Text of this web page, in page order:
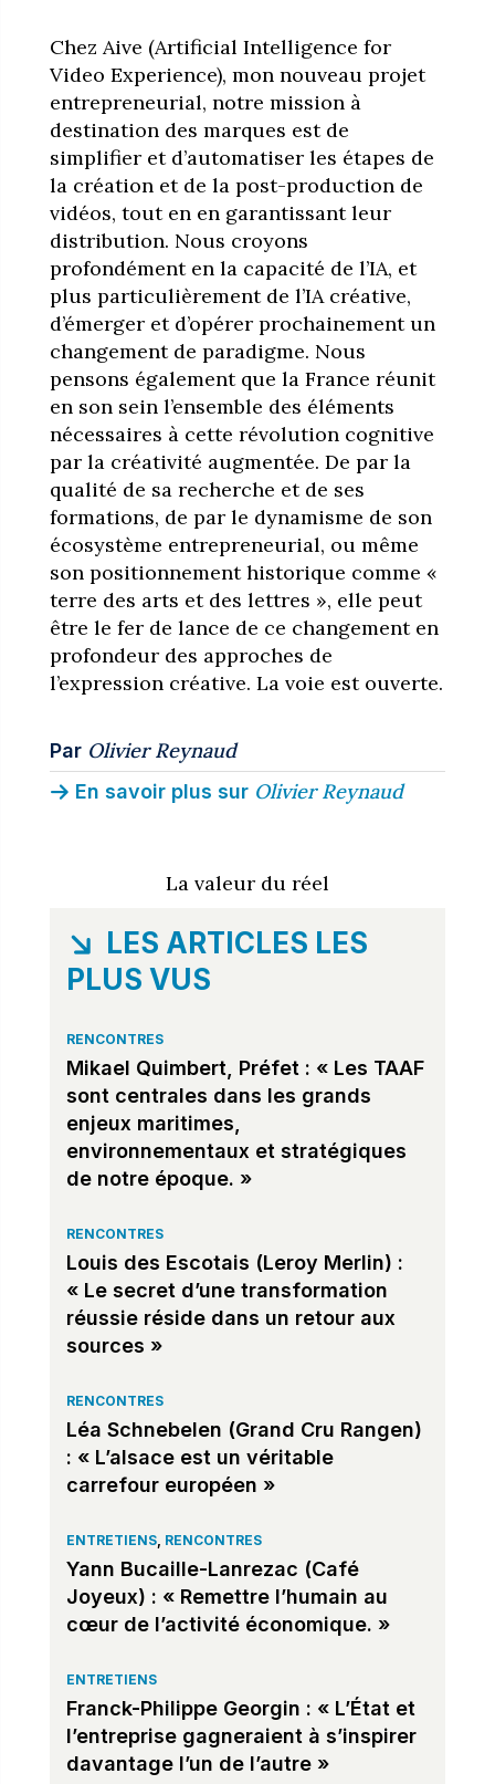
Chez Aive (Artificial Intelligence for
Video Experience), mon nouveau projet
entrepreneurial, notre mission à
destination des marques est de
simplifier et d’automatiser les étapes de
la création et de la post-production de
vidéos, tout en en garantissant leur
distribution. Nous croyons
profondément en la capacité de l’IA, et
plus particulièrement de l’IA créative,
d’émerger et d’opérer prochainement un
changement de paradigme. Nous
pensons également que la France réunit
en son sein l’ensemble des éléments
nécessaires à cette révolution cognitive
par la créativité augmentée. De par la
qualité de sa recherche et de ses
formations, de par le dynamisme de son
écosystème entrepreneurial, ou même
son positionnement historique comme «
terre des arts et des lettres », elle peut
être le fer de lance de ce changement en
profondeur des approches de
l’expression créative. La voie est ouverte.
Par Olivier Reynaud
En savoir plus sur Olivier Reynaud
La valeur du réel
LES ARTICLES LES
PLUS VUS
RENCONTRES
Mikael Quimbert, Préfet : « Les TAAF
sont centrales dans les grands
enjeux maritimes,
environnementaux et stratégiques
de notre époque. »
RENCONTRES
Louis des Escotais (Leroy Merlin) :
« Le secret d’une transformation
réussie réside dans un retour aux
sources »
RENCONTRES
Léa Schnebelen (Grand Cru Rangen)
: « L’alsace est un véritable
carrefour européen »
ENTRETIENS, RENCONTRES
Yann Bucaille-Lanrezac (Café
Joyeux) : « Remettre l’humain au
cœur de l’activité économique. »
ENTRETIENS
Franck-Philippe Georgin : « L’État et
l’entreprise gagneraient à s’inspirer
davantage l’un de l’autre »